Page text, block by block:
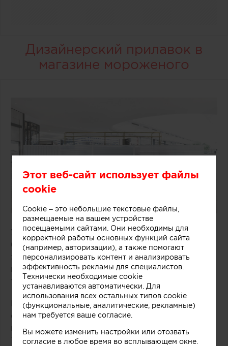
Дизайнерский прилавок в
магазине мороженого
Удачное решение предложили специалисты
бюро One Design Office и Studio Twocan,
занимавшиеся дизайном небольшого магазина
мороженого, расположенного в одном из
торговых центров Мельбурна (Австралия).
В основе концепции массивной стойки лежит
образ емкости с несколькими слоями
мороженого и разнообразных добавок.
Технически замысел был реализован при
Этот веб-сайт использует файлы
cookie
Cookie – это небольшие текстовые файлы,
размещаемые на вашем устройстве
посещаемыми сайтами. Они необходимы для
корректной работы основных функций сайта
(например, авторизации), а также помогают
персонализировать контент и анализировать
эффективность рекламы для специалистов.
Технически необходимые cookie
устанавливаются автоматически. Для
использования всех остальных типов cookie
(функциональные, аналитические, рекламные)
нам требуется ваше согласие.
Вы можете изменить настройки или отозвать
согласие в любое время во всплывающем окне.